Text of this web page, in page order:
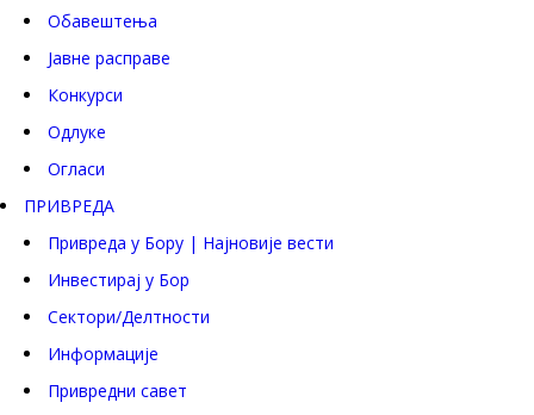
Обавештења
Јавне расправе
Конкурси
Одлуке
Огласи
ПРИВРЕДА
Привреда у Бору | Најновије вести
Инвестирај у Бор
Сектори/Делтности
Информације
Привредни савет